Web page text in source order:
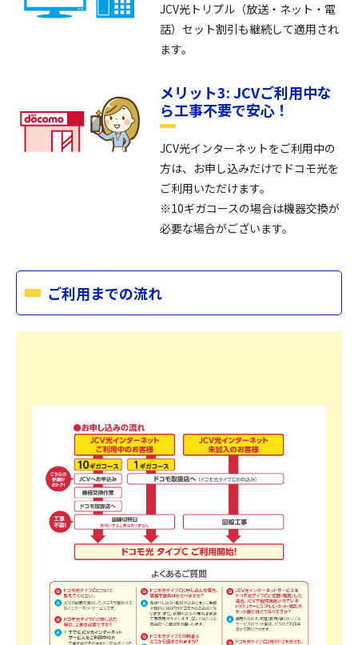
JCV光トリプル（放送・ネット・電
話）セット割引も継続して適用され
ます。
メリット3: JCVご利用中な
ら工事不要で安心！
JCV光インターネットをご利用中の
方は、お申し込みだけでドコモ光を
ご利用いただけます。
※10ギガコースの場合は機器交換が
必要な場合がございます。
ご利用までの流れ